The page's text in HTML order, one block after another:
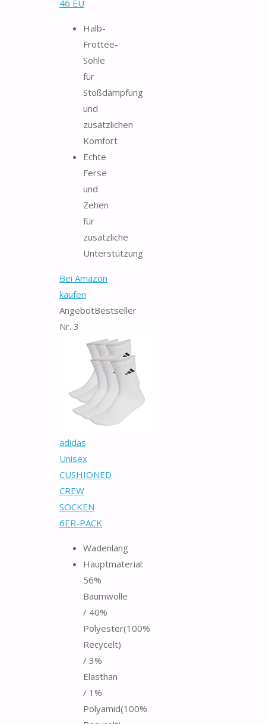
46 EU
Halb-
Frottee-
Sohle
für
Stoßdämpfung
und
zusätzlichen
Komfort
Echte
Ferse
und
Zehen
für
zusätzliche
Unterstützung
Bei Amazon
kaufen
AngebotBestseller
Nr. 3
adidas
Unisex
CUSHIONED
CREW
SOCKEN
6ER-PACK
Wadenlang
Hauptmaterial:
56%
Baumwolle
/ 40%
Polyester(100%
Recycelt)
/ 3%
Elasthan
/ 1%
Polyamid(100%